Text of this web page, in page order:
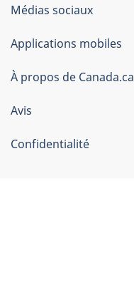
Organisation
du
gouvernement
du
Canada
Médias sociaux
Applications mobiles
À propos de Canada.ca
Avis
Confidentialité